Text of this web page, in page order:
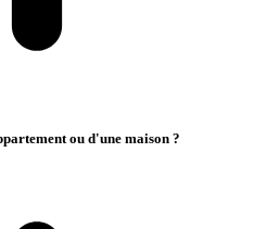
ou d'une maison ?